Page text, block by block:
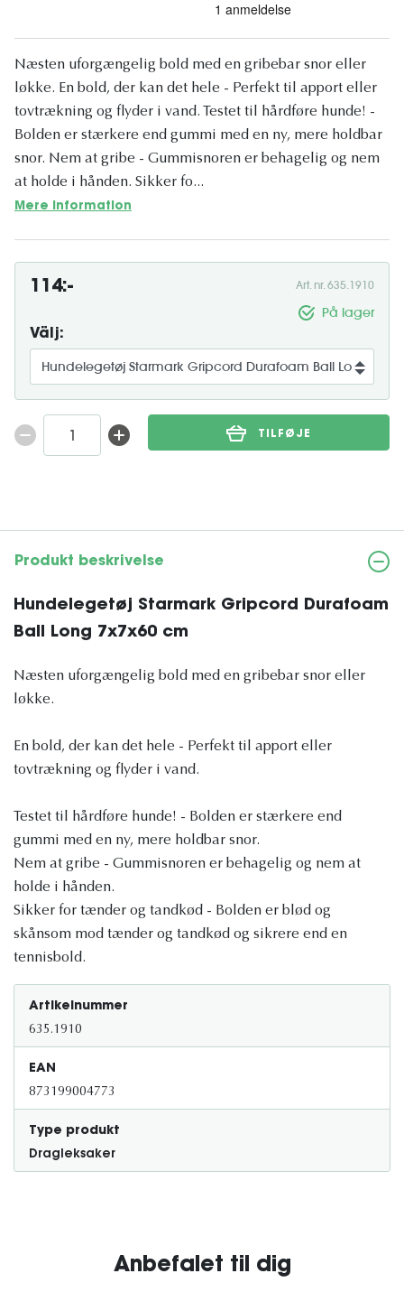
Næsten uforgængelig bold med en gribebar snor eller
løkke. En bold, der kan det hele - Perfekt til apport eller
tovtrækning og flyder i vand. Testet til hårdføre hunde! -
Bolden er stærkere end gummi med en ny, mere holdbar
snor. Nem at gribe - Gummisnoren er behagelig og nem
at holde i hånden. Sikker fo...
Mere information
114:- Art. nr. 635.1910
På lager
Välj:
TILFØJE
Produkt beskrivelse
Hundelegetøj Starmark Gripcord Durafoam
Ball Long 7x7x60 cm
Næsten uforgængelig bold med en gribebar snor eller
løkke.
En bold, der kan det hele - Perfekt til apport eller
tovtrækning og flyder i vand.
Testet til hårdføre hunde! - Bolden er stærkere end
gummi med en ny, mere holdbar snor.
Nem at gribe - Gummisnoren er behagelig og nem at
holde i hånden.
Sikker for tænder og tandkød - Bolden er blød og
skånsom mod tænder og tandkød og sikrere end en
tennisbold.
Artikelnummer
635.1910
EAN
873199004773
Type produkt
Dragleksaker
Anbefalet til dig